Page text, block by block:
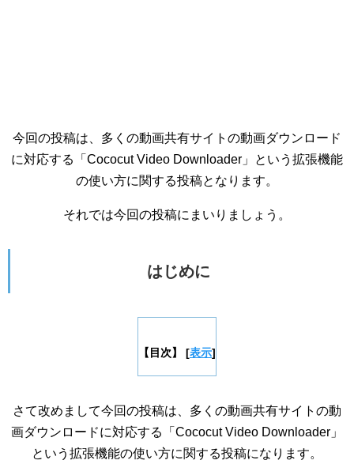
今回の投稿は、多くの動画共有サイトの動画ダウンロード
に対応する「Cococut Video Downloader」という拡張機能
の使い方に関する投稿となります。
それでは今回の投稿にまいりましょう。
はじめに
【目次】 [表示]
さて改めまして今回の投稿は、多くの動画共有サイトの動
画ダウンロードに対応する「Cococut Video Downloader」
という拡張機能の使い方に関する投稿になります。